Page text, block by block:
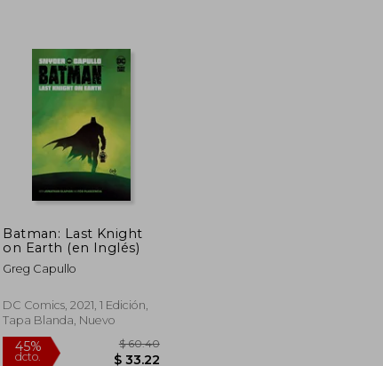
45%
dcto.
Batman: Last Knight
on Earth (en Inglés)
Greg Capullo
DC Comics, 2021, 1 Edición,
Tapa Blanda, Nuevo